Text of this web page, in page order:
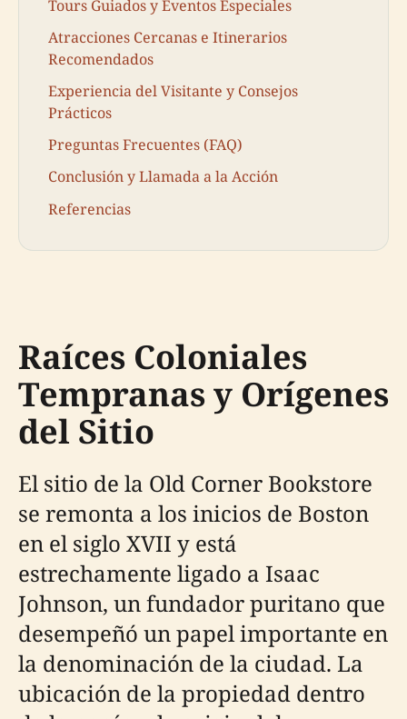
Tours Guiados y Eventos Especiales
Atracciones Cercanas e Itinerarios
Recomendados
Experiencia del Visitante y Consejos
Prácticos
Preguntas Frecuentes (FAQ)
Conclusión y Llamada a la Acción
Referencias
Raíces Coloniales
Tempranas y Orígenes
del Sitio
El sitio de la Old Corner Bookstore
se remonta a los inicios de Boston
en el siglo XVII y está
estrechamente ligado a Isaac
Johnson, un fundador puritano que
desempeñó un papel importante en
la denominación de la ciudad. La
ubicación de la propiedad dentro